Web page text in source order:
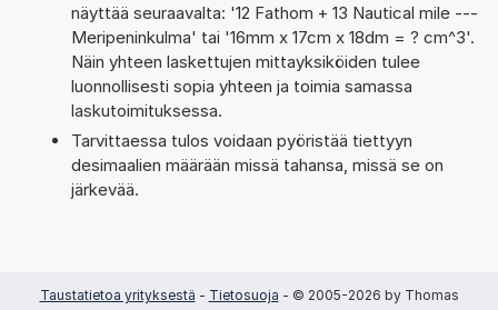
näyttää seuraavalta: '12 Fathom + 13 Nautical mile ---
Meripeninkulma' tai '16mm x 17cm x 18dm = ? cm^3'.
Näin yhteen laskettujen mittayksiköiden tulee
luonnollisesti sopia yhteen ja toimia samassa
laskutoimituksessa.
Tarvittaessa tulos voidaan pyöristää tiettyyn
desimaalien määrään missä tahansa, missä se on
järkevää.
Taustatietoa yrityksestä - Tietosuoja - © 2005-2026 by Thomas